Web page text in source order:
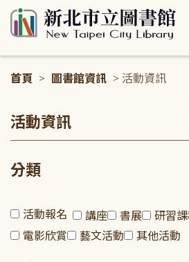
首頁 > 圖書館資訊 > 活動資訊
活動資訊
分類
活動報名 講座 書展 研習
電影欣賞
藝文活動 其他活動